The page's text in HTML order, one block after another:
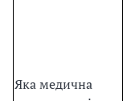
Яка медична